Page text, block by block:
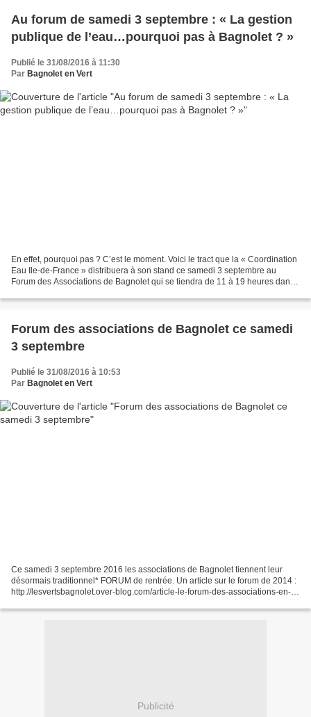
Au forum de samedi 3 septembre : « La gestion
publique de l’eau…pourquoi pas à Bagnolet ? »
Publié le 31/08/2016 à 11:30
Par Bagnolet en Vert
En effet, pourquoi pas ? C’est le moment. Voici le tract que la « Coordination
Eau Ile-de-France » distribuera à son stand ce samedi 3 septembre au
Forum des Associations de Bagnolet qui se tiendra de 11 à 19 heures dans
Forum des associations de Bagnolet ce samedi
3 septembre
Publié le 31/08/2016 à 10:53
Par Bagnolet en Vert
Ce samedi 3 septembre 2016 les associations de Bagnolet tiennent leur
désormais traditionnel* FORUM de rentrée. Un article sur le forum de 2014 :
http://lesvertsbagnolet.over-blog.com/article-le-forum-des-associations-en-
Publicité